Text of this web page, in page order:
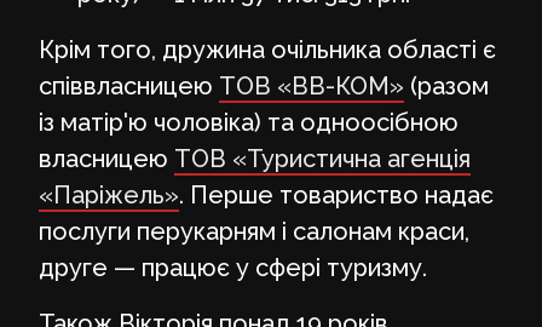
Крім того, дружина очільника області є
співвласницею ТОВ «ВВ-КОМ» (разом
із матір'ю чоловіка) та одноосібною
власницею ТОВ «Туристична агенція
«Паріжель». Перше товариство надає
послуги перукарням і салонам краси,
друге — працює у сфері туризму.